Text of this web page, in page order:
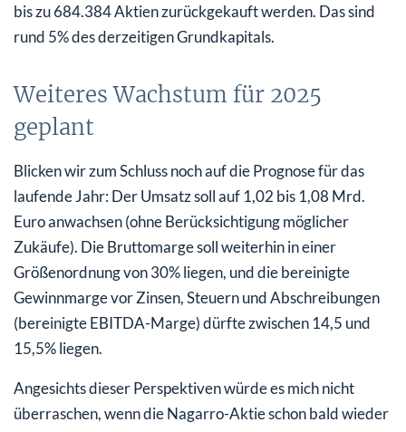
bis zu 684.384 Aktien zurückgekauft werden. Das sind
rund 5% des derzeitigen Grundkapitals.
Weiteres Wachstum für 2025
geplant
Blicken wir zum Schluss noch auf die Prognose für das
laufende Jahr: Der Umsatz soll auf 1,02 bis 1,08 Mrd.
Euro anwachsen (ohne Berücksichtigung möglicher
Zukäufe). Die Bruttomarge soll weiterhin in einer
Größenordnung von 30% liegen, und die bereinigte
Gewinnmarge vor Zinsen, Steuern und Abschreibungen
(bereinigte EBITDA-Marge) dürfte zwischen 14,5 und
15,5% liegen.
Angesichts dieser Perspektiven würde es mich nicht
überraschen, wenn die Nagarro-Aktie schon bald wieder